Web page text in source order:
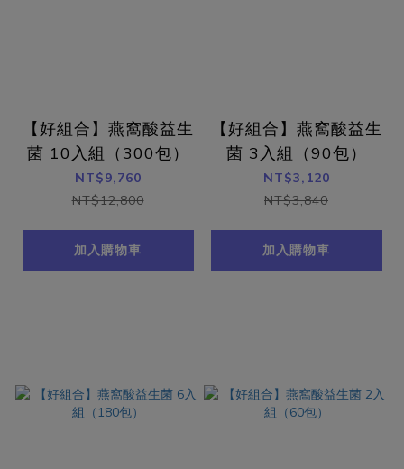
【好組合】燕窩酸益生
菌 10入組（300包）
NT$9,760
NT$12,800
加入購物車
【好組合】燕窩酸益生
菌 3入組（90包）
NT$3,120
NT$3,840
加入購物車